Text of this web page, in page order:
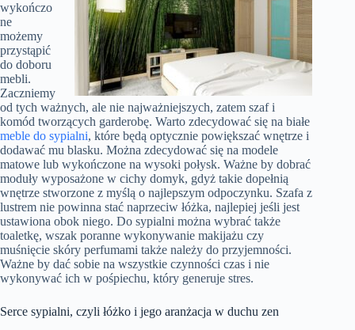
wykończo
ne
możemy
przystąpić
do doboru
mebli.
Zaczniemy
od tych ważnych, ale nie najważniejszych, zatem szaf i
komód tworzących garderobę. Warto zdecydować się na białe
meble do sypialni, które będą optycznie powiększać wnętrze i
dodawać mu blasku. Można zdecydować się na modele
matowe lub wykończone na wysoki połysk. Ważne by dobrać
moduły wyposażone w cichy domyk, gdyż takie dopełnią
wnętrze stworzone z myślą o najlepszym odpoczynku. Szafa z
lustrem nie powinna stać naprzeciw łóżka, najlepiej jeśli jest
ustawiona obok niego. Do sypialni można wybrać także
toaletkę, wszak poranne wykonywanie makijażu czy
muśnięcie skóry perfumami także należy do przyjemności.
Ważne by dać sobie na wszystkie czynności czas i nie
wykonywać ich w pośpiechu, który generuje stres.
Serce sypialni, czyli łóżko i jego aranżacja w duchu zen